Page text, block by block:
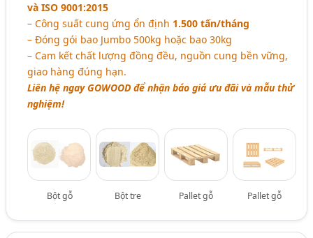
và ISO 9001:2015
– Công suất cung ứng ổn định 1.500 tấn/tháng
– Đóng gói bao Jumbo 500kg hoặc bao 30kg
– Cam kết chất lượng đồng đều, nguồn cung bền vững,
giao hàng đúng hạn.
Liên hệ ngay GOWOOD để nhận báo giá ưu đãi và mẫu thử
nghiệm!
Bột gỗ Bột tre Pallet gỗ Pallet gỗ